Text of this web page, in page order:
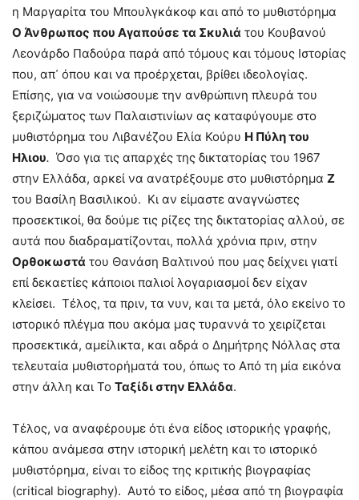
η Μαργαρίτα του Μπουλγκάκοφ και από το μυθιστόρημα
Ο Άνθρωπος που Αγαπούσε τα Σκυλιά του Κουβανού
Λεονάρδο Παδούρα παρά από τόμους και τόμους Ιστορίας
που, απ᾽ όπου και να προέρχεται, βρίθει ιδεολογίας.
Επίσης, για να νοιώσουμε την ανθρώπινη πλευρά του
ξεριζώματος των Παλαιστινίων ας καταφύγουμε στο
μυθιστόρημα του Λιβανέζου Ελία Κούρυ Η Πύλη του
Ηλιου. Όσο για τις απαρχές της δικτατορίας του 1967
στην Ελλάδα, αρκεί να ανατρέξουμε στο μυθιστόρημα Ζ
του Βασίλη Βασιλικού. Κι αν είμαστε αναγνώστες
προσεκτικοί, θα δούμε τις ρίζες της δικτατορίας αλλού, σε
αυτά που διαδραματίζονται, πολλά χρόνια πριν, στην
Ορθοκωστά του Θανάση Βαλτινού που μας δείχνει γιατί
επί δεκαετίες κάποιοι παλιοί λογαριασμοί δεν είχαν
κλείσει. Τέλος, τα πριν, τα νυν, και τα μετά, όλο εκείνο το
ιστορικό πλέγμα που ακόμα μας τυραννά το χειρίζεται
προσεκτικά, αμείλικτα, και αδρά ο Δημήτρης Νόλλας στα
τελευταία μυθιστορήματά του, όπως το Από τη μία εικόνα
στην άλλη και Το Ταξίδι στην Ελλάδα.
Τέλος, να αναφέρουμε ότι ένα είδος ιστορικής γραφής,
κάπου ανάμεσα στην ιστορική μελέτη και το ιστορικό
μυθιστόρημα, είναι το είδος της κριτικής βιογραφίας
(critical biography). Αυτό το είδος, μέσα από τη βιογραφία